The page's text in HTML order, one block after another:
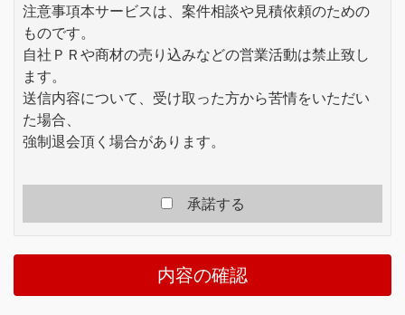
約を変更する旨、変更内容及び効力発生時期を
本サイトで通知または公表する方法により会員
に周知し、会員が本規約の変更後に本サービス
同意したものとみなします。
当社は、本規約の変更により会員に生じる損害
本サービスは、会員の氏名もしくは会社名また
は会社情報等を登録し、当社がインターネット
や発注等に役立てるものです。
会員は、本規約のほか当社が必要に応じて定め
る規約・規則にしたがって契約した内容に沿っ
注意事項本サービスは、案件相談や見積依頼のための
ものです。
自社ＰＲや商材の売り込みなどの営業活動は禁止致し
ます。
送信内容について、受け取った方から苦情をいただい
た場合、
強制退会頂く場合があります。
承諾する
内容の確認